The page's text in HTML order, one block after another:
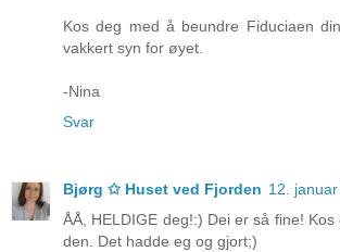
Kos deg med å beundre Fiduciaen
vakkert syn for øyet.
-Nina
Svar
Bjørg ✩ Huset ved Fjorden 12.
ÅÅ, HELDIGE deg!:) Dei er så fine!
den. Det hadde eg og gjort;)